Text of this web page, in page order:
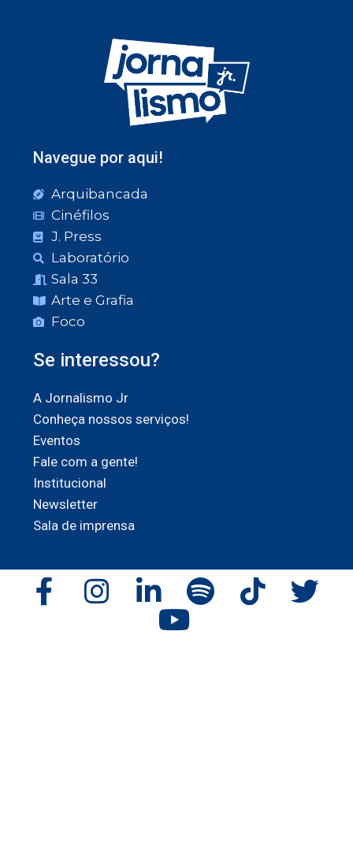
Navegue por aqui!
Arquibancada
Cinéfilos
J. Press
Laboratório
Sala 33
Arte e Grafia
Foco
Se interessou?
A Jornalismo Jr
Conheça nossos serviços!
Eventos
Fale com a gente!
Institucional
Newsletter
Sala de imprensa